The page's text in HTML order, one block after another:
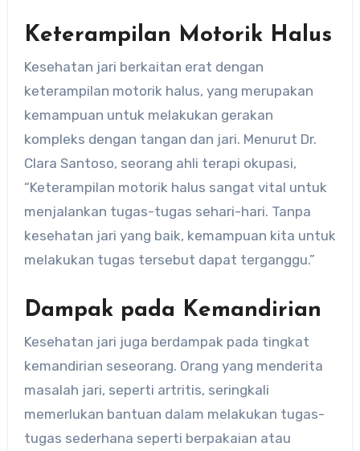
Keterampilan Motorik Halus
Kesehatan jari berkaitan erat dengan
keterampilan motorik halus, yang merupakan
kemampuan untuk melakukan gerakan
kompleks dengan tangan dan jari. Menurut Dr.
Clara Santoso, seorang ahli terapi okupasi,
“Keterampilan motorik halus sangat vital untuk
menjalankan tugas-tugas sehari-hari. Tanpa
kesehatan jari yang baik, kemampuan kita untuk
melakukan tugas tersebut dapat terganggu.”
Dampak pada Kemandirian
Kesehatan jari juga berdampak pada tingkat
kemandirian seseorang. Orang yang menderita
masalah jari, seperti artritis, seringkali
memerlukan bantuan dalam melakukan tugas-
tugas sederhana seperti berpakaian atau